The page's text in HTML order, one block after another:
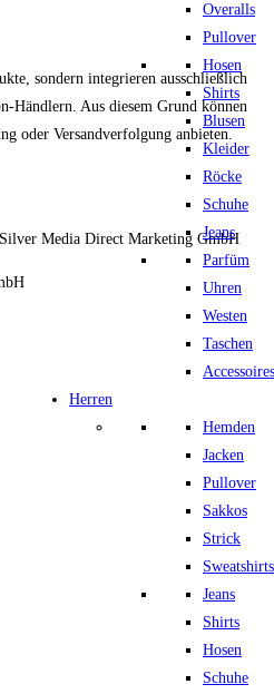
Overalls
Pullover
Hosen
Shirts
Blusen
Kleider
Röcke
Schuhe
Jeans
Parfüm
Uhren
Westen
Taschen
Accessoires
Herren
Hemden
Jacken
Pullover
Sakkos
Strick
Sweatshirts
Jeans
Shirts
Hosen
Schuhe
sondern integrieren ausschließlich
Händlern. Aus diesem Grund können
oder Versandverfolgung anbieten.
Media Direct Marketing GmbH